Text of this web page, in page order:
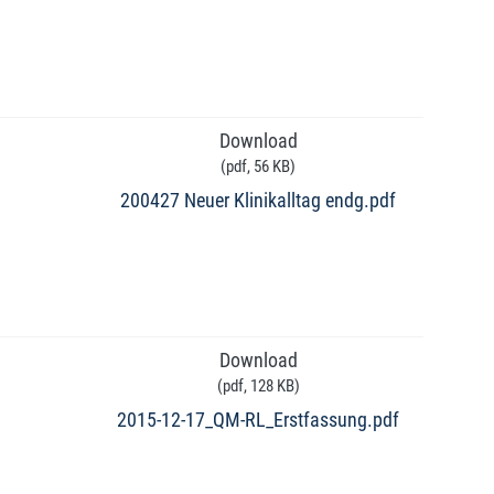
Download
(pdf, 56 KB)
200427 Neuer Klinikalltag endg.pdf
Download
(pdf, 128 KB)
2015-12-17_QM-RL_Erstfassung.pdf